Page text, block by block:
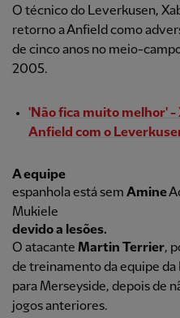
O técnico do Leverkusen,
retorno a Anfield como
de cinco anos no meio-
2005.
'Não fica muito melhor' -
Anfield com o
A equipe
espanhola está sem Amine
Mukiele
devido a lesões.
O atacante Martin Terrier,
de treinamento da equipe da
para Merseyside, depois de
jogos anteriores.